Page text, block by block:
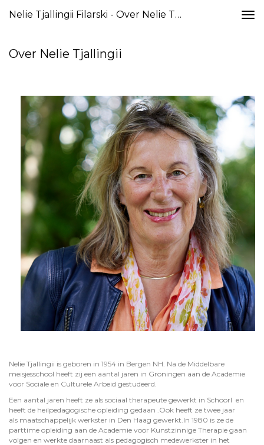
Nelie Tjallingii Filarski - Over Nelie Tjallingii
Over Nelie Tjallingii
Nelie Tjallingii is geboren in 1954 in Bergen NH. Na de Middelbare
meisjesschool heeft zij een aantal jaren in Groningen aan de Academie
voor Sociale en Culturele Arbeid gestudeerd.
Een aantal jaren heeft ze als sociaal therapeute gewerkt in Schoorl en
heeft de heilpedagogische opleiding gedaan .Ook heeft ze twee jaar
als maatschappelijk werkster in Den Haag gewerkt.In 1980 is ze de
parttime opleiding aan de Academie voor Kunstzinnige Therapie gaan
volgen en werkte daarnaast als pedagogisch medewerkster in het